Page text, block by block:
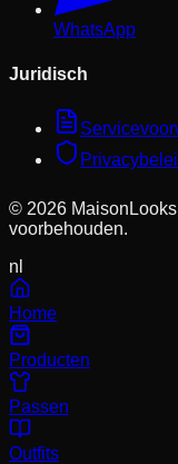
WhatsApp
Juridisch
© 2026
voorbehouden.
nl
Home
Producten
Passen
Outfits